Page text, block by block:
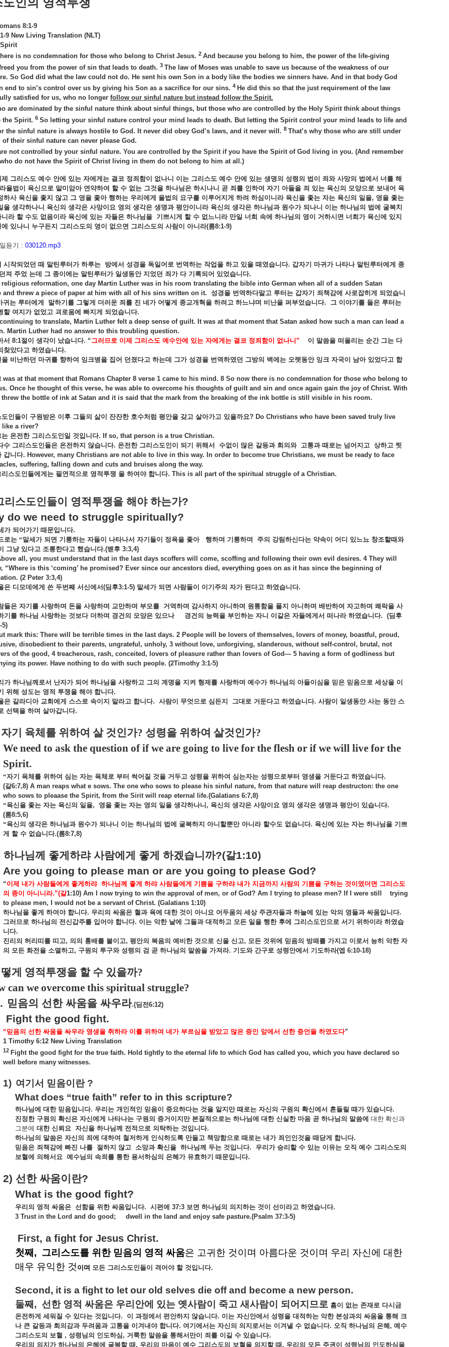
8:1-9
9 New Living Translation (NLT)
is no condemnation for those who belong to Christ Jesus. 2 And because you belong to him, the power of the life-giving
you from the power of sin that leads to death. 3 The law of Moses was unable to save us because of the weakness of our
So God did what the law could not do. He sent his own Son in a body like the bodies we sinners have. And in that body God
end to sin’s control over us by giving his Son as a sacrifice for our sins. 4 He did this so that the just requirement of the law
satisfied for us, who no longer follow our sinful nature but instead follow the Spirit.
are dominated by the sinful nature think about sinful things, but those who are controlled by the Holy Spirit think about things
the Spirit. 6 So letting your sinful nature control your mind leads to death. But letting the Spirit control your mind leads to life and
the sinful nature is always hostile to God. It never did obey God’s laws, and it never will. 8 That’s why those who are still under
their sinful nature can never please God.
not controlled by your sinful nature. You are controlled by the Spirit if you have the Spirit of God living in you. (And remember
do not have the Spirit of Christ living in them do not belong to him at all.)
그리스도 예수 안에 있는 자에게는 결코 정죄함이 없나니 이는 그리스도 예수 안에 있는 생명의 성령의 법이 죄와 사망의 법에서 너를 해
율법이
육신으로 말미암아 연약하여 할 수 없는 그것을 하나님은 하시나니 곧 죄를 인하여 자기 아들을 죄 있는 육신의 모양으로 보내어 육
하사 육신을 좇지 않고 그 영을 좇아 행하는 우리에게 율법의 요구를 이루어지게 하려 하심이니라 육신을 좇는 자는 육신의 일을, 영을 좇는
을 생각하나니 육신의 생각은 사망이요 영의 생각은 생명과 평안이니라 육신의 생각은 하나님과 원수가 되나니 이는 하나님의 법에
굴복치
니라 할 수도 없음이라 육신에 있는 자들은 하나님을 기쁘시게 할 수 없느니라 만일 너희 속에 하나님의 영이 거하시면 너희가 육신에
있지
있나니 누구든지 그리스도의 영이 없으면 그리스도의 사람이 아니라(롬8:1-9)
듣기 : 030120.mp3
시작되었던 때 말틴루터가 하루는 방에서 성경을 독일어로 번역하는 작업을 하고 있을 때였습니다. 갑자기 마귀가 나타나 말틴루터에게
종
던져 주었 는데 그 종이에는 말틴루터가 일생동안 지었던 죄가 다 기록되어 있었습니다.
religious reformation, one day Martin Luther was in his room translating the bible into German when all of a sudden Satan
and threw a piece of paper at him with all of his sins written on it. 성경을 번역하다말고 루터는 갑자기 죄책감에 사로잡히게
되었습니
귀는 루터에게 말하기를 그렇게 더러운 죄를 진 네가 어떻게 종교개혁을 하려고 하느냐며 비난을 퍼부었습니다. 그 이야기를 들은 루터는
할 여지가 없었고 괴로움에 빠지게 되었습니다.
to translate, Martin Luther felt a deep sense of guilt. It was at that moment that Satan asked how such a man can lead a
Martin Luther had no answer to this troubling question.
서 8:1절이 생각이 났습니다. “그러므로 이제 그리스도 예수안에 있는 자에게는 결코 정죄함이 없나니 ” 이 말씀을 떠올리는 순간 그는 다
찾았다고 하였습니다.
을 비난하던 마귀를 향하여 잉크병을 집어 던졌다고 하는데 그가 성경을 번역하였던 그방의 벽에는 오랫동안 잉크 자국이 남아 있었다고 합
was at that moment that Romans Chapter 8 verse 1 came to his mind. 8 So now there is no condemnation for those who belong to
Once he thought of this verse, he was able to overcome his thoughts of guilt and sin and once again gain the joy of Christ. With
the bottle of ink at Satan and it is said that the mark from the breaking of the ink bottle is still visible in his room.
인들이 구원받은 이후 그들의 삶이 잔잔한 호수처럼 평안을 갖고 살아가고 있을까요? Do Christians who have been saved truly live
like a river?
는 온전한 그리스도인일 것입니다. If so, that person is a true Christian.
수 그리스도인들은 온전하지 않습니다. 온전한 그리스도인이 되기 위해서 수없이 많은 갈등과 회의와 고통과 때로는 넘어지고 상하고 찟
갑니다. However, many Christians are not able to live in this way. In order to become true Christians, we must be ready to face
suffering, falling down and cuts and bruises along the way.
리스도인들에게는 필연적으로 영적투쟁 을 하여야 합니다. This is all part of the spiritual struggle of a Christian.
리스도인들이 영적투쟁을 해야 하는가?
we need to struggle spiritually?
가 되어가기 때문입니다.
로는 “말세가 되면 기롱하는 자들이 나타나서 자기들이 정욕을 좇아 행하며 기롱하며 주의 강림하신다는 약속이 어디 있느뇨 창조할때와
그냥 있다고 조롱한다고 했습니다.(벧후 3:3,4)
all, you must understand that in the last days scoffers will come, scoffing and following their own evil desires. 4 They will
“Where is this ‘coming’ he promised? Ever since our ancestors died, everything goes on as it has since the beginning of
(2 Peter 3:3,4)
은 디모데에게 쓴 두번째 서신에서 (딤후3:1-5) 말세가 되면 사람들이 이기주의 자가 된다고 하였습니다.
들은 자기를 사랑하며 돈을 사랑하며 교만하며 부모를 거역하며 감사하지 아니하며 원통함을 풀지 아니하며 배반하여 자고하며 쾌락을 사
기를 하나님 사랑하는 것보다 더하며 경건의 모양은 있으나 경건의 능력을 부인하는 자니 이같은 자들에게서 떠나라 하였습니다. (딤후
5)
mark this: There will be terrible times in the last days. 2 People will be lovers of themselves, lovers of money, boastful, proud,
disobedient to their parents, ungrateful, unholy, 3 without love, unforgiving, slanderous, without self-control, brutal, not
of the good, 4 treacherous, rash, conceited, lovers of pleasure rather than lovers of God— 5 having a form of godliness but
its power. Have nothing to do with such people. (2Timothy 3:1-5)
가 하나님께로서 난자가 되어 하나님을 사랑하고 그의 계명을 지켜 형제를 사랑하며 예수가 하나님의 아들이심을 믿은 믿음으로 세상을 이
위해 성도는 영적 투쟁을 해야 합니다.
은 갈라디아 교회에게 스스로 속이지 말라고 합니다. 사람이 무엇으로 심든지 그대로 거둔다고 하였습니다. 사람이 일생동안 사는 동안 스
선택을 하며 살아갑니다.
자기 육체를 위하여 살 것인가? 성령을 위하여 살것인가?
We need to ask the question of if we are going to live for the flesh or if we will live for the
Spirit.
“자기 육체를 위하여 심는 자는 육체로 부터 썩어 질 것을 거두고 성령을 위하여 심는자는 성령으로부터 영생을 거둔다고 하였습니다.
(갈6:7,8) A man reaps what e sows. The one who sows to please his sinful nature, from that nature will reap destructon: the one
who sows to pleaase the Spirit, from the Sirit will reap eternal life.(Galatians 6:7,8)
“육신을 좇는 자는 육신의 일을, 영을 좇는 자는 영의 일을 생각하나니 , 육신의 생각은 사망이요 영의 생각은 생명과 평안이 있습니다.
(롬8:5,6)
“육신의 생각은 하나님과 원수가 되나니 이는 하나님의 법에 굴복하지 아니할뿐만 아니라 할수도 없습니다. 육신에 있는 자는 하나님을 기쁘
게
할 수 없습니다.(롬8:7,8)
하나님께 좋게하랴 사람에게 좋게 하겠습니까?(갈1:10)
Are you going to please man or are you going to please God?
“이제 내가 사람들에게 좋게하랴 하나님께 좋게 하랴 사람들에게 기쁨을 구하랴 내가 지금까지 사람의 기쁨을 구하는 것이였더면 그리스도
의 종이 아니니라.”(갈1:10) Am I now trying to win the approval of men, or of God? Am I trying to please men? If I were still trying
to please men, I would not be a servant of Christ. (Galatians 1:10)
하나님을 좋게 하여야 합니다. 우리의 싸움은 혈과 육에 대한 것이 아니요 어두움의 세상 주관자들과 하늘에 있는 악의 영들과 싸움입니다.
그러므로 하나님의 전신갑주를 입어야 합니다. 이는 악한 날에 그들과 대적하고 모든 일을 행한 후에 그리스도인으로 서기 위하이라 하였습
니다.
진리의 허리띠를 띠고, 의의 흉배를 붙이고, 평안의 복음의 예비한 것으로 신을 신고, 모든 것위에 믿음의 방패를 가지고 이로서 능히 악한 자
의 모든 화전을 소멸하고, 구원의 투구와 성령의 검 곧 하나님의 말씀을 가져라. 기도와 간구로 성령안에서 기도하라(엡 6:10-18)
게 영적투쟁을 할 수 있을까?
we overcome this spiritual struggle?
믿음의 선한 싸움을 싸우라.(딤전6:12)
Fight the good fight.
“믿음의 선한 싸움을 싸우라 영생을 취하라 이를 위하여 네가 부르심을 받았고 많은 증인 앞에서 선한 증언을 하였도다”
1 Timothy 6:12 New Living Translation
12 Fight the good fight for the true faith. Hold tightly to the eternal life to which God has called you, which you have declared so
well before many witnesses.
1) 여기서 믿음이란 ?
What does “true faith” refer to in this scripture?
하나님에 대한 믿음입니다. 우리는 개인적인 믿음이 중요하다는 것을 알지만 때로는 자신의 구원의 확신에서 흔들릴 때가 있습니다.
진정한 구원의 확신은 자신에게 나타나는 구원의 증거이지만 본질적으로는 하나님에 대한 신실한 마음 곧 하나님의 말씀에 대한 확신과
그분에 대한 신뢰요 자신을 하나님께 전적으로 의탁하는 것입니다.
하나님의 말씀은 자신의 죄에 대하여 철저하게 인식하도록 만들고 책망함으로 때로는 내가 죄인인것을 때닫게 합니다.
믿음은 죄책감에 빠진 나를 절하지 않고 소망과 확신을 하나님께 두는 것입니다. 우리가 승리할 수 있는 이유는 오직 예수 그리스도의
보혈에 의해서요 예수님의 속죄를 통한 용서하심의 은혜가 유효하기 때문입니다.
2) 선한 싸움이란?
What is the good fight?
우리의 영적 싸움은 선함을 위한 싸움입니다. 시편에 37:3 보면 하나님의 의지하는 것이 선이라고 하였습니다.
3 Trust in the Lord and do good;
dwell in the land and enjoy safe pasture.(Psalm 37:3-5)
First, a fight for Jesus Christ.
첫째 , 그리스도를 위한 믿음의 영적 싸움은 고귀한 것이며 아름다운 것이며 우리 자신에 대한
매우 유익한 것 이며 모든 그리스도인들이 격어야 할 것입니다.
Second, it is a fight to let our old selves die off and become a new person.
둘째 , 선한 영적 싸움은 우리안에 있는 옛사람이 죽고 새사람이 되어지므로 흠이 없는 존재로 다시금
온전하게 세워질 수 있다는 것입니다. 이 과정에서 편안하지 않습니다. 이는 자신안에서 성령을 대적하는 악한 본성과의 싸움을 통해 크
나 큰 갈등과 회의감과 두려움과 고통을 이겨내야 합니다. 여기에서는 자신의 의지로서는 이겨낼 수 없습니다. 오직 하나님의 은혜, 예수
그리스도의 보혈 , 성령님의 인도하심, 거룩한 말씀을 통해서만이 죄를 이길 수 있습니다.
우리의 의지가 하나님의 은혜에 굴복할 때, 우리의 마음이 예수 그리스도의 보혈을 의지할 때, 우리의 모든 주권이 성령님의 인도하심을